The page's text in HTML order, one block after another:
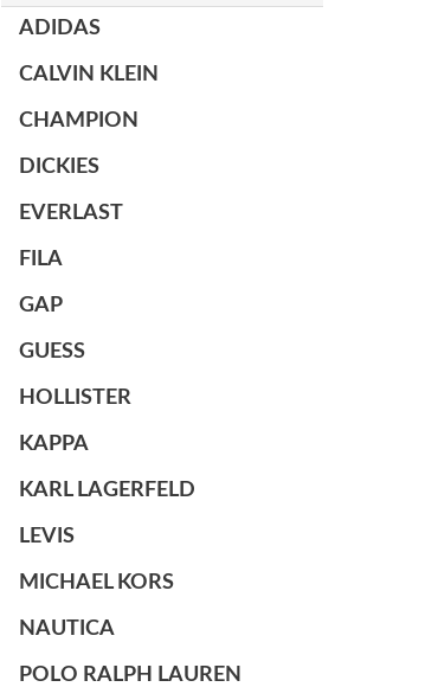
ADIDAS
CALVIN KLEIN
CHAMPION
DICKIES
EVERLAST
FILA
GAP
GUESS
HOLLISTER
KAPPA
KARL LAGERFELD
LEVIS
MICHAEL KORS
NAUTICA
POLO RALPH LAUREN